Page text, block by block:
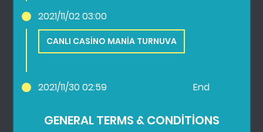
2021/11/02 03:00
CANLI CASINO MANIA TURNUVA
2021/11/30 02:59 End
GENERAL TERMS & CONDITIONS